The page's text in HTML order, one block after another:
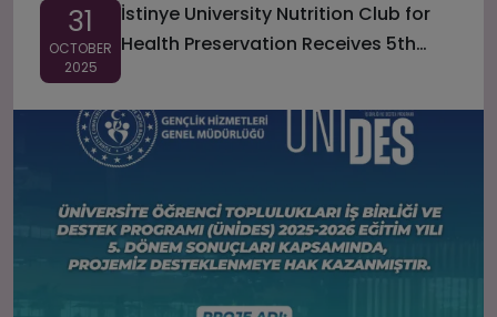
31
OCTOBER
2025
İstinye University Nutrition Club for
Health Preservation Receives 5th
ÜNİDES